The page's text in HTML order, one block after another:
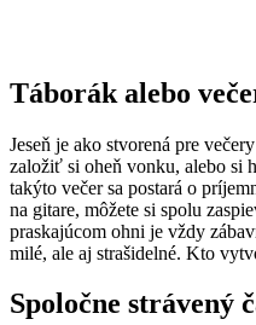
Táborák alebo
Jeseň je ako stvorená pre
založiť si oheň vonku, alebo si
takýto večer sa postará o
na gitare, môžete si spolu
praskajúcom ohni je vždy
milé, ale aj strašidelné. Kto
Spoločne strávený